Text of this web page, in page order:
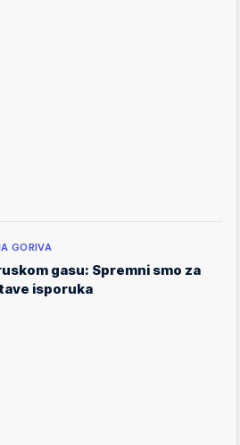
GORIVA
gasu: Spremni smo za
isporuka